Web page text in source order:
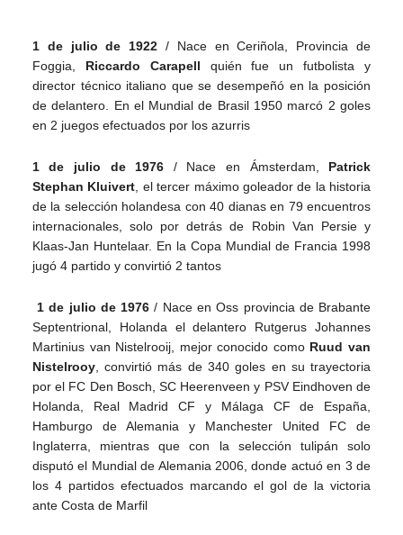
1 de julio de 1922 / Nace en Ceriñola, Provincia de
Foggia, Riccardo Carapell quién fue un futbolista y
director técnico italiano que se desempeñó en la posición
de delantero. En el Mundial de Brasil 1950 marcó 2 goles
en 2 juegos efectuados por los azurris
1 de julio de 1976 / Nace en Ámsterdam, Patrick
Stephan Kluivert , el tercer máximo goleador de la historia
de la selección holandesa con 40 dianas en 79 encuentros
internacionales, solo por detrás de Robin Van Persie y
Klaas-Jan Huntelaar. En la Copa Mundial de Francia 1998
jugó 4 partido y convirtió 2 tantos
1 de julio de 1976 / Nace en Oss provincia de Brabante
Septentrional, Holanda el delantero Rutgerus Johannes
Martinius van Nistelrooij, mejor conocido como Ruud van
Nistelrooy, convirtió más de 340 goles en su trayectoria
por el FC Den Bosch, SC Heerenveen y PSV Eindhoven de
Holanda, Real Madrid CF y Málaga CF de España,
Hamburgo de Alemania y Manchester United FC de
Inglaterra, mientras que con la selección tulipán solo
disputó el Mundial de Alemania 2006, donde actuó en 3 de
los 4 partidos efectuados marcando el gol de la victoria
ante Costa de Marfil